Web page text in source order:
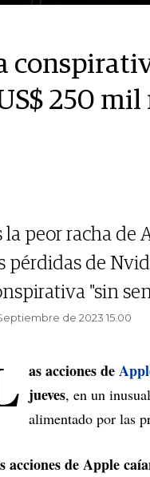
250
la peor racha de
pérdidas de
"sin
de 2023 15.00
as acciones de
jueves, en un
alimentado por las
acciones de Apple